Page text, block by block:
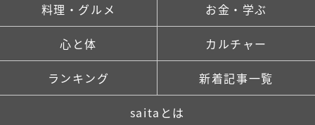
料理・グルメ お金・学ぶ
心と体 カルチャー
ランキング 新着記事一覧
saitaとは